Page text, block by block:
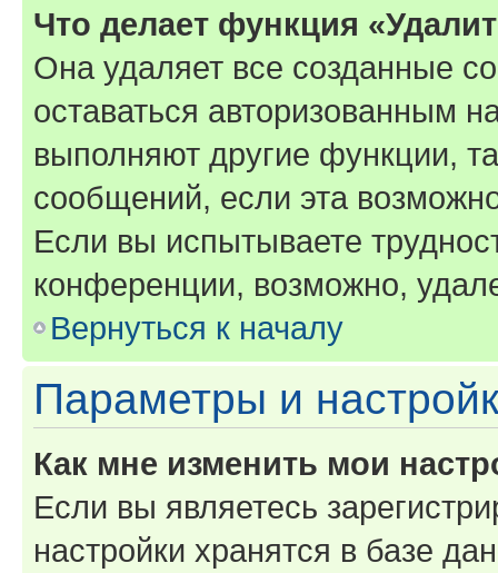
Что делает функция
Она удаляет все созданные
оставаться авторизованным
выполняют другие функции,
сообщений, если эта
Если вы испытываете
конференции, возможно,
Вернуться к началу
Параметры и
Как мне изменить мои
Если вы являетесь
настройки хранятся в базе